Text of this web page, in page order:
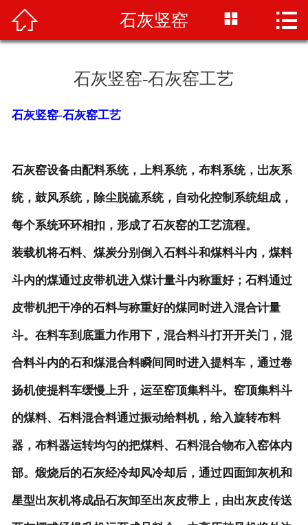
 首页
石灰窑设备
行业资讯
公司新闻
联系我们
 石灰竖窑  
石灰竖窑-石灰窑工艺
石灰竖窑-石灰窑工艺
石灰窑设备由配料系统，上料系统，布料系统，岀灰系
统，鼓风系统，除尘脱硫系统，自动化控制系统组成，
每个系统环环相扣，形成了石灰窑的工艺流程。
装载机将石料、煤炭分别倒入石料斗和煤料斗内，煤料
斗内的煤通过皮带机进入煤计量斗内称重好；石料通过
皮带机把干净的石料与称重好的煤同时进入混合计量
斗。在料车到底重力作用下，混合料斗打开开关门，混
合料斗内的石和煤混合料瞬间同时进入提料车，通过卷
扬机使提料车缓慢上升，运至窑顶集料斗。窑顶集料斗
的煤料、石料混合料通过振动给料机，给入旋转布料
器，布料器运转均匀的把煤料、石料混合物布入窑体内
部。煅烧后的石灰经冷却风冷却后，通过四面卸灰机和
星型出灰机将成品石灰卸至出灰皮带上，由出灰皮传送